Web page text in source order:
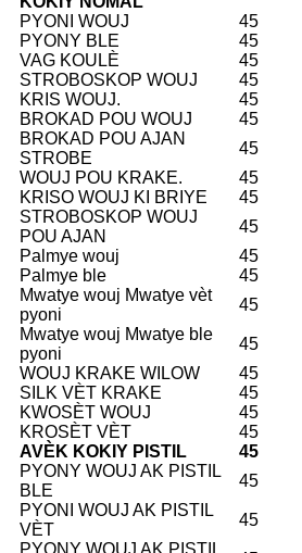
PYONI WOUJ
45
PYONY BLE
45
VAG KOULÈ
45
STROBOSKOP WOUJ
45
KRIS WOUJ.
45
BROKAD POU WOUJ
45
BROKAD POU AJAN
STROBE
45
WOUJ POU KRAKE.
45
KRISO WOUJ KI BRIYE
45
STROBOSKOP WOUJ
POU AJAN
45
Palmye wouj
45
Palmye ble
45
Mwatye wouj Mwatye vèt
pyoni
45
Mwatye wouj Mwatye ble
pyoni
45
WOUJ KRAKE WILOW
45
SILK VÈT KRAKE
45
KWOSÈT WOUJ
45
KROSÈT VÈT
45
AVÈK KOKIY PISTIL
45
PYONY WOUJ AK PISTIL
BLE
45
PYONI WOUJ AK PISTIL
VÈT
45